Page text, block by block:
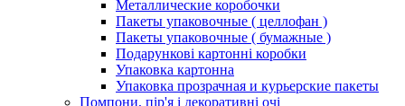
Металлические коробочки
Пакеты упаковочные ( целлофан )
Пакеты упаковочные ( бумажные )
Подарункові картонні коробки
Упаковка картонна
Упаковка прозрачная и курьерские пакеты
Помпони, пір'я і декоративні очі